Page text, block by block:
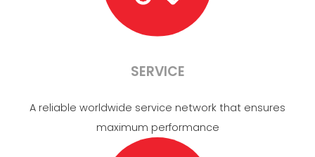
SERVICE
A reliable worldwide service network that ensures
maximum performance